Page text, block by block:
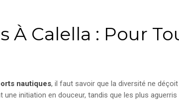
Calella : Pour
nautiques, il faut savoir que la diversité ne
initiation en douceur, tandis que les plus aguerris